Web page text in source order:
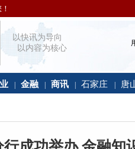
以快讯为导向
以内容为核心
金融 商讯 石家庄 唐